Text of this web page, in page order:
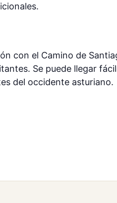
con el Camino de
Se puede llegar
del occidente asturiano.